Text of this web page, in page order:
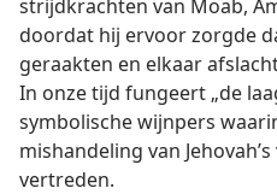
strijdkrachten van Moab,
doordat hij ervoor zorgde
geraakten en elkaar
In onze tijd fungeert „de
symbolische wijnpers
mishandeling van
vertreden.